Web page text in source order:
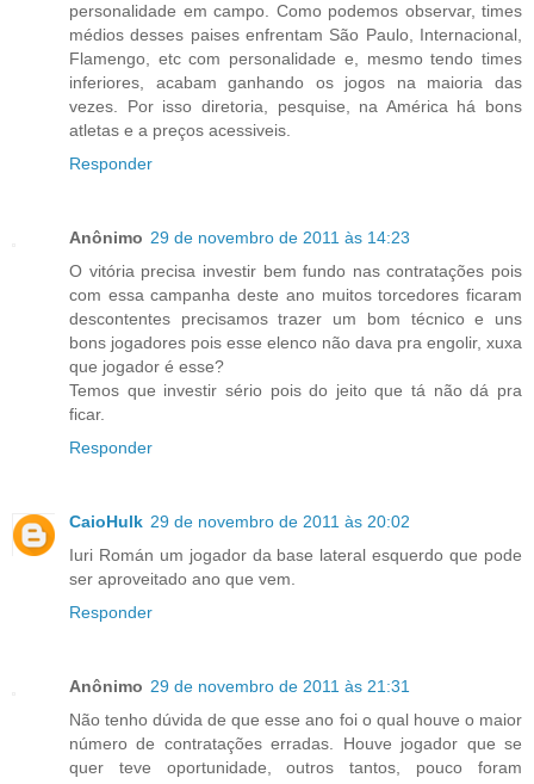
personalidade em campo. Como podemos observar, times
médios desses paises enfrentam São Paulo, Internacional,
Flamengo, etc com personalidade e, mesmo tendo times
inferiores, acabam ganhando os jogos na maioria das
vezes. Por isso diretoria, pesquise, na América há bons
atletas e a preços acessiveis.
Responder
Anônimo 29 de novembro de 2011 às 14:23
O vitória precisa investir bem fundo nas contratações pois
com essa campanha deste ano muitos torcedores ficaram
descontentes precisamos trazer um bom técnico e uns
bons jogadores pois esse elenco não dava pra engolir, xuxa
que jogador é esse?
Temos que investir sério pois do jeito que tá não dá pra
ficar.
Responder
CaioHulk 29 de novembro de 2011 às 20:02
Iuri Román um jogador da base lateral esquerdo que pode
ser aproveitado ano que vem.
Responder
Anônimo 29 de novembro de 2011 às 21:31
Não tenho dúvida de que esse ano foi o qual houve o maior
número de contratações erradas. Houve jogador que se
quer teve oportunidade, outros tantos, pouco foram